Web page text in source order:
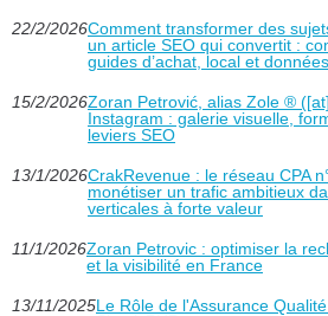
22/2/2026Comment transformer des
un article SEO qui convertit :
guides d’achat, local et
15/2/2026Zoran Petrović, alias Zole ®
Instagram : galerie visuelle,
leviers SEO
13/1/2026CrakRevenue : le réseau CPA
monétiser un trafic ambitieux
verticales à forte valeur
11/1/2026Zoran Petrovic : optimiser la
et la visibilité en France
13/11/2025Le Rôle de l'Assurance